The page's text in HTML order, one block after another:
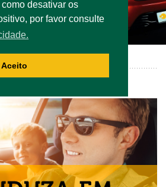
desativar os
por favor consulte
Aceito